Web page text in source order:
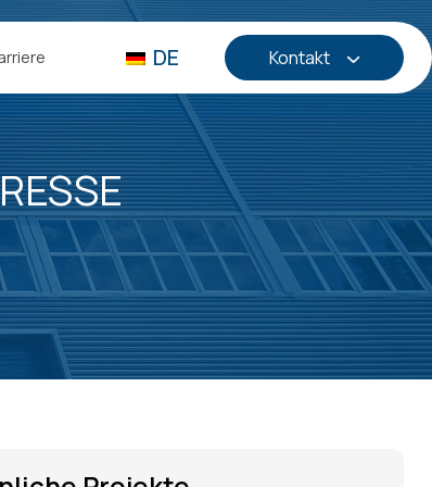
DE Kontakt